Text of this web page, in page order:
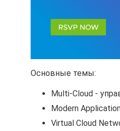
Основные темы:
Multi-Cloud -
Modern
Virtual Cloud